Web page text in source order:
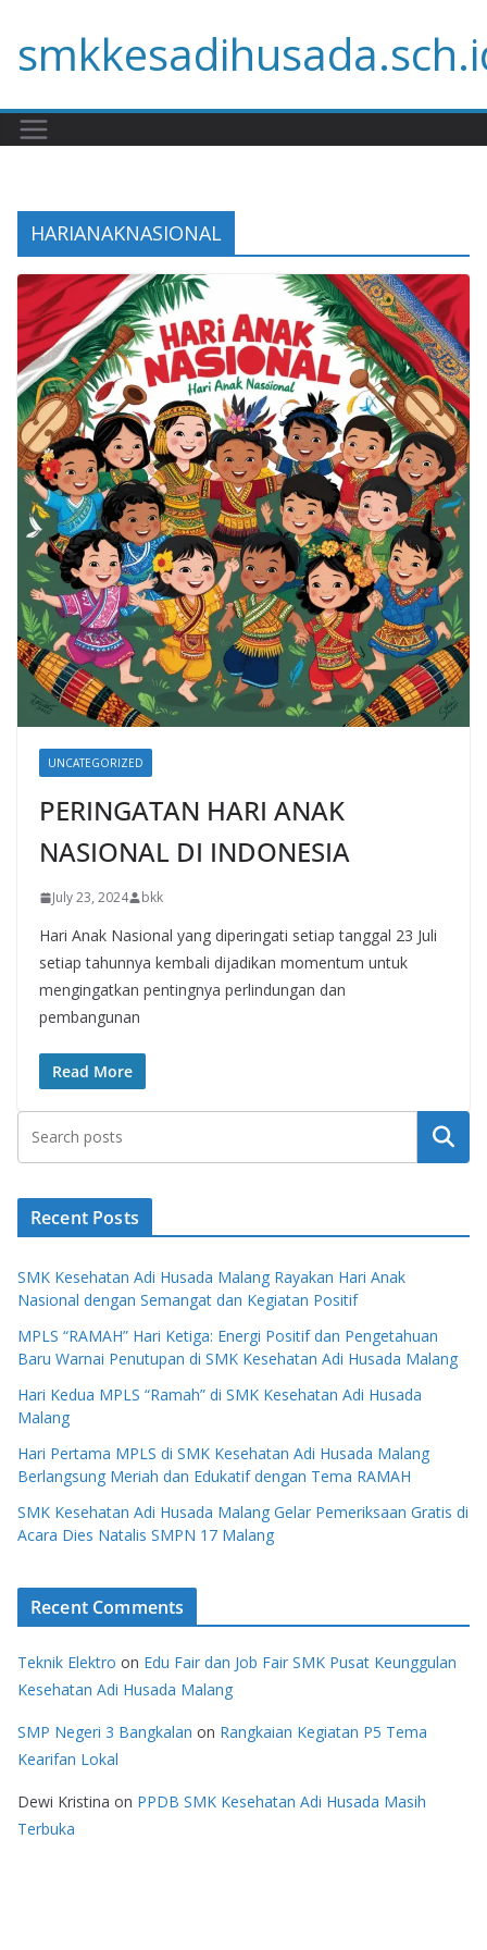
content
HARIANAKNASIONAL
UNCATEGORIZED
PERINGATAN HARI ANAK
NASIONAL DI INDONESIA
July 23, 2024 bkk
Hari Anak Nasional yang diperingati setiap tanggal 23 Juli
setiap tahunnya kembali dijadikan momentum untuk
mengingatkan pentingnya perlindungan dan
pembangunan
Read More
Search
Recent Posts
SMK Kesehatan Adi Husada Malang Rayakan Hari Anak
Nasional dengan Semangat dan Kegiatan Positif
MPLS “RAMAH” Hari Ketiga: Energi Positif dan Pengetahuan
Baru Warnai Penutupan di SMK Kesehatan Adi Husada Malang
Hari Kedua MPLS “Ramah” di SMK Kesehatan Adi Husada
Malang
Hari Pertama MPLS di SMK Kesehatan Adi Husada Malang
Berlangsung Meriah dan Edukatif dengan Tema RAMAH
SMK Kesehatan Adi Husada Malang Gelar Pemeriksaan Gratis di
Acara Dies Natalis SMPN 17 Malang
Recent Comments
Teknik Elektro on Edu Fair dan Job Fair SMK Pusat Keunggulan
Kesehatan Adi Husada Malang
SMP Negeri 3 Bangkalan on Rangkaian Kegiatan P5 Tema
Kearifan Lokal
Dewi Kristina on PPDB SMK Kesehatan Adi Husada Masih
Terbuka